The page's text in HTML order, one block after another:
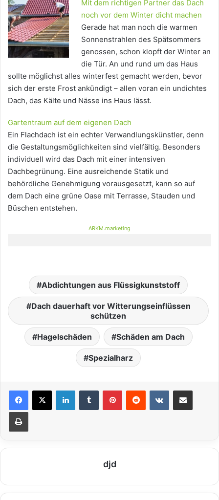
Mit dem richtigen Partner das Dach
noch vor dem Winter dicht machen
Gerade hat man noch die warmen
Sonnenstrahlen des Spätsommers
genossen, schon klopft der Winter an
die Tür. An und rund um das Haus
sollte möglichst alles winterfest gemacht werden, bevor
sich der erste Frost ankündigt – allen voran ein undichtes
Dach, das Kälte und Nässe ins Haus lässt.
Gartentraum auf dem eigenen Dach
Ein Flachdach ist ein echter Verwandlungskünstler, denn
die Gestaltungsmöglichkeiten sind vielfältig. Besonders
individuell wird das Dach mit einer intensiven
Dachbegrünung. Eine ausreichende Statik und
behördliche Genehmigung vorausgesetzt, kann so auf
dem Dach eine grüne Oase mit Terrasse, Stauden und
Büschen entstehen.
ARKM.marketing
Abdichtungen aus Flüssigkunststoff
Dach dauerhaft vor Witterungseinflüssen
schützen
Hagelschäden Schäden am Dach
Spezialharz
djd